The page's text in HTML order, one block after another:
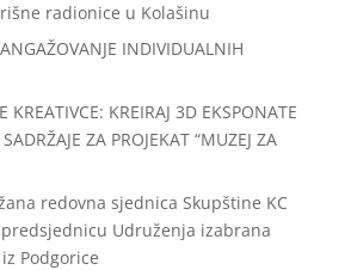
radionice u Kolašinu
INDIVIDUALNIH
KREATIVCE: KREIRAJ 3D EKSPONATE
ZA PROJEKAT “MUZEJ ZA
redovna sjednica Skupštine KC
Udruženja izabrana
Podgorice